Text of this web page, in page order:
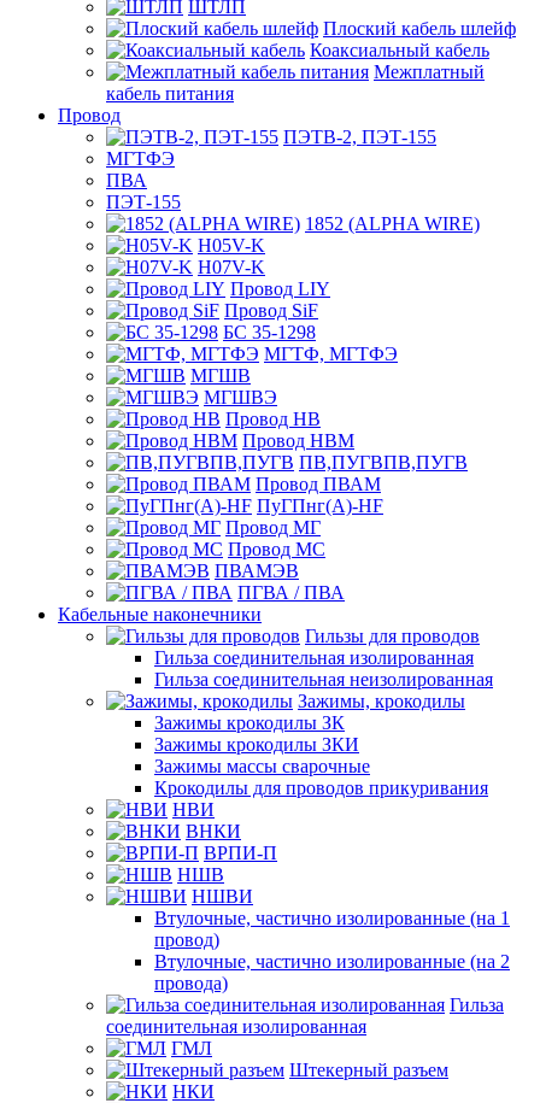
ШТЛП
Плоский кабель шлейф
Коаксиальный кабель
Межплатный
кабель питания
Провод
ПЭТВ-2, ПЭТ-155
МГТФЭ
ПВА
ПЭТ-155
1852 (ALPHA WIRE)
H05V-K
H07V-K
Провод LIY
Провод SiF
БС 35-1298
МГТФ, МГТФЭ
МГШВ
МГШВЭ
Провод НВ
Провод НВМ
ПВ,ПУГВПВ,ПУГВ
Провод ПВАМ
ПуГПнг(A)-HF
Провод МГ
Провод МС
ПВАМЭВ
ПГВА / ПВА
Кабельные наконечники
Гильзы для проводов
Гильза соединительная изолированная
Гильза соединительная неизолированная
Зажимы, крокодилы
Зажимы крокодилы ЗК
Зажимы крокодилы ЗКИ
Зажимы массы сварочные
Крокодилы для проводов прикуривания
НВИ
ВНКИ
ВРПИ-П
НШВ
НШВИ
Втулочные, частично изолированные (на 1
провод)
Втулочные, частично изолированные (на 2
провода)
Гильза
соединительная изолированная
ГМЛ
Штекерный разъем
НКИ